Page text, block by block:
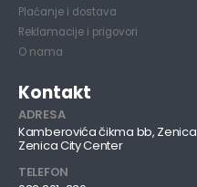
Plaćanje i dostava
Reklamacije i prigovori
O nama
Kontakt
ADRESA
Kamberovića čikma bb, Zenica
Zenica City Center
TELEFON